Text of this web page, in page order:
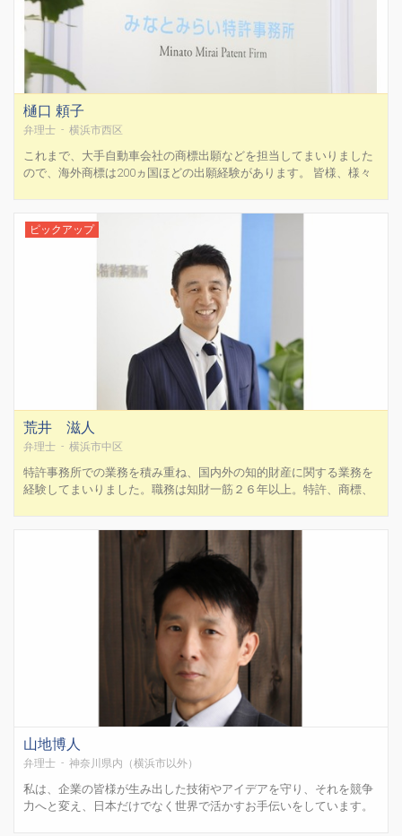
樋口 頼子
弁理士 - 横浜市西区
これまで、大手自動車会社の商標出願などを担当してまいりました
ので、海外商標は200ヵ国ほどの出願経験があります。 皆様、様々
理解することを大切にしております。 そのうえで、お客様に...
ピックアップ
荒井 滋人
弁理士 - 横浜市中区
特許事務所での業務を積み重ね、国内外の知的財産に関する業務を
経験してまいりました。職務は知財一筋２６年以上。特許、商標、
経験してきました。 クライアント様に安心してお気軽にご相談い...
山地博人
弁理士 - 神奈川県内（横浜市以外）
私は、企業の皆様が生み出した技術やアイデアを守り、それを競争
力へと変え、日本だけでなく世界で活かすお手伝いをしています。